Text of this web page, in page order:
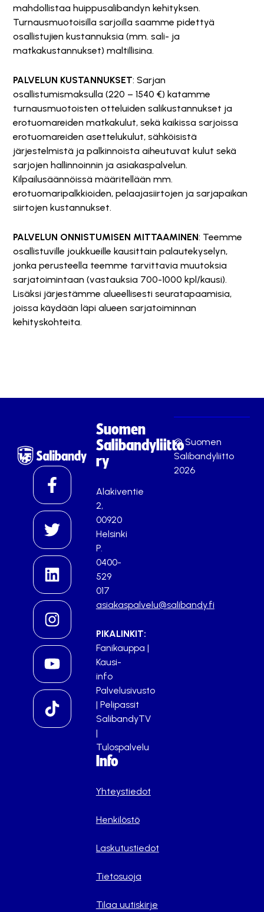
mahdollistaa huippusalibandyn kehityksen.
Turnausmuotoisilla sarjoilla saamme pidettyä
osallistujien kustannuksia (mm. sali- ja
matkakustannukset) maltillisina.
PALVELUN KUSTANNUKSET: Sarjan
osallistumismaksulla (220 – 1540 €) katamme
turnausmuotoisten otteluiden salikustannukset ja
erotuomareiden matkakulut, sekä kaikissa sarjoissa
erotuomareiden asettelukulut, sähköisistä
järjestelmistä ja palkinnoista aiheutuvat kulut sekä
sarjojen hallinnoinnin ja asiakaspalvelun.
Kilpailusäännöissä määritellään mm.
erotuomaripalkkioiden, pelaajasiirtojen ja sarjapaikan
siirtojen kustannukset.
PALVELUN ONNISTUMISEN MITTAAMINEN: Teemme
osallistuville joukkueille kausittain palautekyselyn,
jonka perusteella teemme tarvittavia muutoksia
sarjatoimintaan (vastauksia 700-1000 kpl/kausi).
Lisäksi järjestämme alueellisesti seuratapaamisia,
joissa käydään läpi alueen sarjatoiminnan
kehityskohteita.
Suomen
Salibandyliitto
ry
Alakiventie
2,
00920
Helsinki
P.
0400-
529
017
asiakaspalvelu@salibandy.fi
PIKALINKIT:
Fanikauppa |
Kausi-
info
Palvelusivusto
| Pelipassit
SalibandyTV
|
Tulospalvelu
Info
Yhteystiedot
Henkilöstö
Laskutustiedot
Tietosuoja
Tilaa uutiskirje
© Suomen
Salibandyliitto
2026